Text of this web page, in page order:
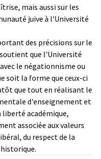
mais aussi sur les
juive à l'Université
des précisions sur le
que l'Université
le négationnisme ou
soit la forme que ceux-ci
que tout en réalisant le
d'enseignement et
liberté académique,
associée aux valeurs
du respect de la